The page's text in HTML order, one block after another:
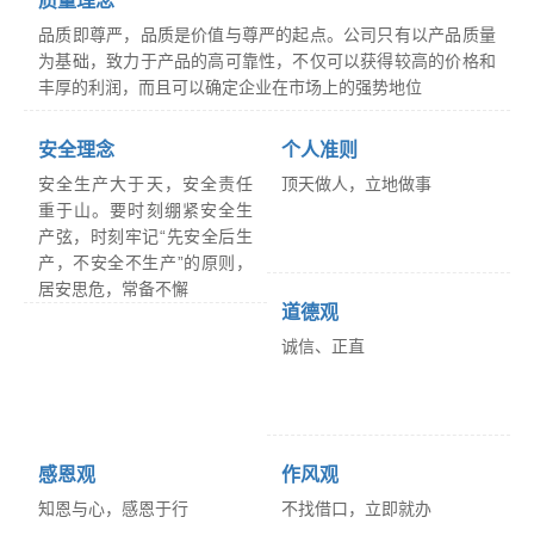
品质即尊严，品质是价值与尊严的起点。公司只有以产品质量
为基础，致力于产品的高可靠性，不仅可以获得较高的价格和
丰厚的利润，而且可以确定企业在市场上的强势地位
安全理念
安全生产大于天，安全责任
重于山。要时刻绷紧安全生
产弦，时刻牢记“先安全后生
产，不安全不生产”的原则，
居安思危，常备不懈
个人准则
顶天做人，立地做事
道德观
诚信、正直
感恩观
知恩与心，感恩于行
作风观
不找借口，立即就办